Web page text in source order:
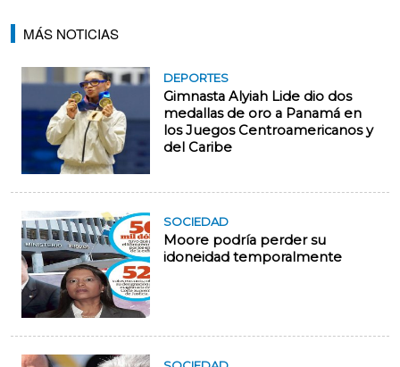
MÁS NOTICIAS
DEPORTES
Gimnasta Alyiah Lide dio dos
medallas de oro a Panamá en
los Juegos Centroamericanos y
del Caribe
SOCIEDAD
Moore podría perder su
idoneidad temporalmente